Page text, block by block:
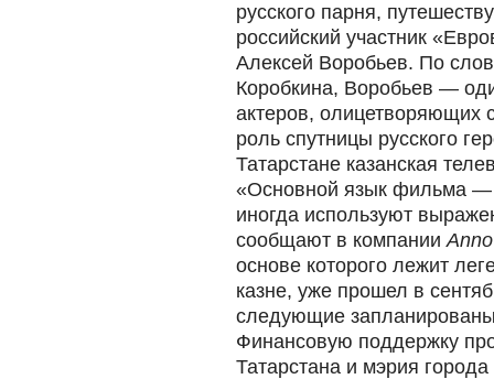
русского парня,
российский участник
Алексей Воробьев. По
Коробкина, Воробьев —
актеров, олицетворяющих
роль спутницы русского
Татарстане казанская
«Основной язык фильма —
иногда используют
сообщают в компании
основе которого лежит
казне, уже прошел в
следующие
Финансовую поддержку
Татарстана и мэрия